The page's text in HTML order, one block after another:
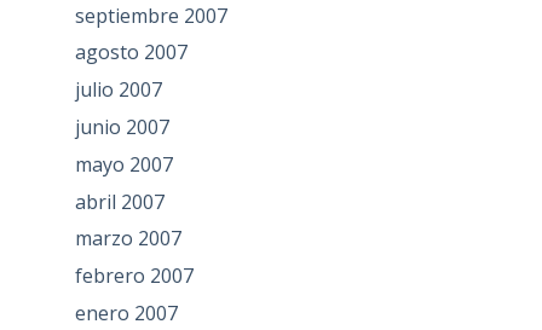
septiembre 2007
agosto 2007
julio 2007
junio 2007
mayo 2007
abril 2007
marzo 2007
febrero 2007
enero 2007